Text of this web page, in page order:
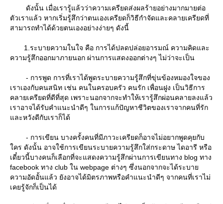
ดังนั้น เมื่อเรารู้แล้วว่าความเครียดส่งผลร้ายอย่างมากมายต่อ
ตัวเราแล้ว หากเริ่มรู้สึกว่าตนเองเครียดก็วิธีกำจัดและคลายเครียดที่
สามารถทำได้ด้วยตนเองอย่างง่ายๆ ดังนี้
1.ระบายความในใจ คือ การได้ปลดปล่อยอารมณ์ ความคิดและ
ความรู้สึกออกมาภายนอก ผ่านการแสดงออกต่างๆ ไม่ว่าจะเป็น
- การพูด การที่เราได้พูดระบายความรู้สึกที่ขุ่นข้องหมองใจของ
เราเองกับคนสนิท เช่น คนในครอบครัว คนรัก เพื่อนฝูง เป็นวิธีการ
คลายเครียดที่ดีที่สุด เพราะนอกจากจะทำให้เรารู้สึกผ่อนคลายลงแล้ว
เราอาจได้รับคำแนะนำดีๆ ในการแก้ปัญหาชีวิตของเราจากคนที่รัก
ละหวังดีกับเราก็ได้
- การเขียน บางครั้งคนที่มีภาวะเครียดก็อาจไม่อยากพูดคุยกับ
คร ดังนั้น อาจใช้การเขียนระบายความรู้สึกใส่กระดาษ ไดอารี หรือ
เดี๋ยวนี้บางคนก็เลือกที่จะแสดงความรู้สึกผ่านการเขียนทาง blog ทาง
facebook ทาง club ใน webpage ต่างๆ ซึ่งนอกจากจะได้ระบา
ความอัดอั้นแล้ว ยังอาจได้มิตรภาพหรือคำแนะนำดีๆ จากคนที่เราไม่
เคยรู้จักก็เป็นได้